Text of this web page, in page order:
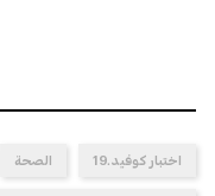
اختبار كوفيد ـ19 الصحة